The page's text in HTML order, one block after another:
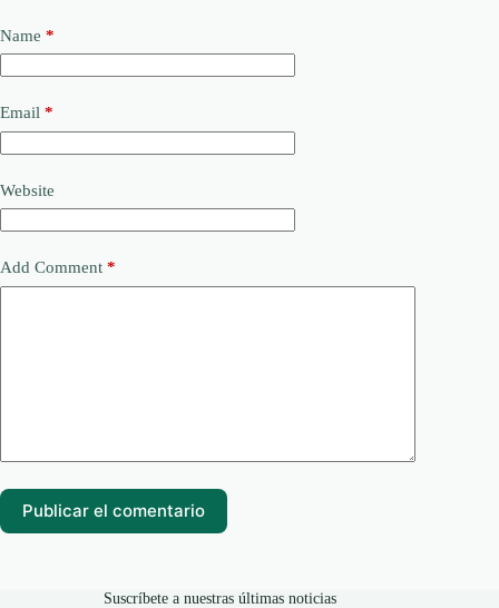
Name *
Email *
Website
Add Comment *
Publicar el comentario
Suscríbete a nuestras últimas noticias